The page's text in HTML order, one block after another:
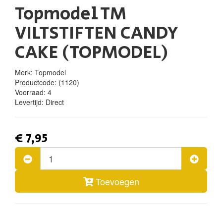
Topmodel TM
VILTSTIFTEN CANDY
CAKE (TOPMODEL)
Merk: Topmodel
Productcode: (1120)
Voorraad: 4
Levertijd: Direct
€ 7,95
Toevoegen